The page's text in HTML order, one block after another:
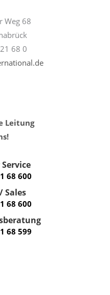
Weg 68
68 0
Leitung
68 600
Sales
68 600
68 599